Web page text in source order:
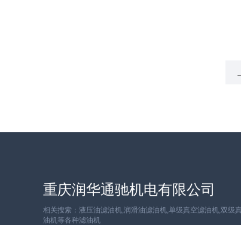
重庆润华通驰机电有限公司
相关搜索：液压油滤油机,润滑油滤油机,单级真空滤油机,双级
油机等各种滤油机